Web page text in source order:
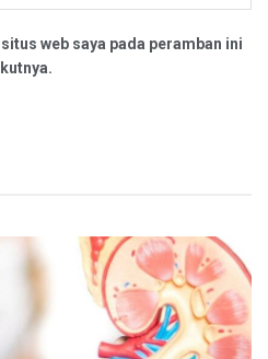
web saya pada peramban ini